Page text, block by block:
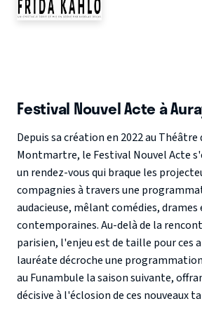
Festival Nouvel Acte à
Depuis sa création en 2022 au Théâtre
Montmartre, le Festival Nouvel Acte
un rendez-vous qui braque les
compagnies à travers une
audacieuse, mêlant comédies,
contemporaines. Au-delà de la
parisien, l'enjeu est de taille pour ces
lauréate décroche une
au Funambule la saison suivante,
décisive à l'éclosion de ces nouveaux